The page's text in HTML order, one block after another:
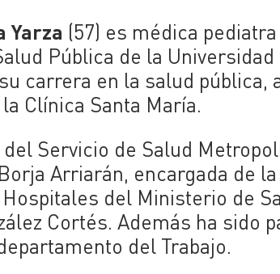
Yarza (57) es médica
Pública de la
carrera en la salud pública,
la Clínica Santa María.
Servicio de Salud
Arriarán, encargada de
del Ministerio de
Cortés. Además ha sido
del Trabajo.